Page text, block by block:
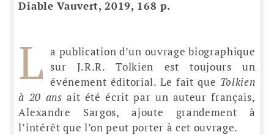
Diable Vauvert, 2019, 168 p.
L a publication d’un ouvrage biographique
sur J.R.R. Tolkien est toujours un
événement éditorial. Le fait que Tolkien
à 20 ans ait été écrit par un auteur français,
Alexandre Sargos, ajoute grandement à
l’intérêt que l’on peut porter à cet ouvrage.